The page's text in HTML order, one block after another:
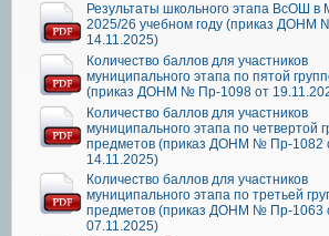
Результаты школьного этапа ВсОШ в
2025/26 учебном году (приказ ДОНМ
14.11.2025)
Количество баллов для участников
муниципального этапа по пятой
(приказ ДОНМ № Пр-1098 от
Количество баллов для участников
муниципального этапа по четвертой
предметов (приказ ДОНМ № Пр-1082
14.11.2025)
Количество баллов для участников
муниципального этапа по третьей
предметов (приказ ДОНМ № Пр-1063
07.11.2025)